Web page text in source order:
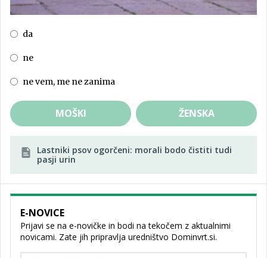
da
ne
ne vem, me ne zanima
MOŠKI ŽENSKA
Lastniki psov ogorčeni: morali bodo čistiti tudi
pasji urin
E-NOVICE
Prijavi se na e-novičke in bodi na tekočem z aktualnimi
novicami. Zate jih pripravlja uredništvo Dominvrt.si.